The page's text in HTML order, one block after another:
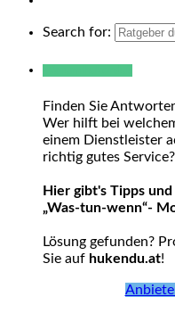
Search for:
Finden Sie
Wer hilft bei
einem Dienstleister
richtig gutes Service?
Hier gibt's Tipps
„Was-tun-wenn“-
Lösung gefunden?
Sie auf hukendu.at!